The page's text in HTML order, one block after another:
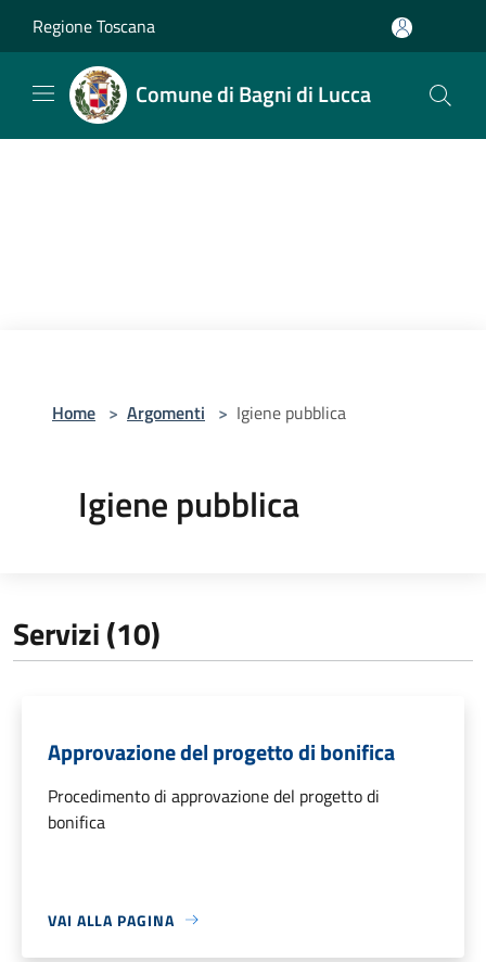
Regione Toscana
Comune di Bagni di Lucca
Home > Argomenti > Igiene pubblica
Igiene pubblica
Servizi (10)
Approvazione del progetto di bonifica
Procedimento di approvazione del progetto di
bonifica
VAI ALLA PAGINA